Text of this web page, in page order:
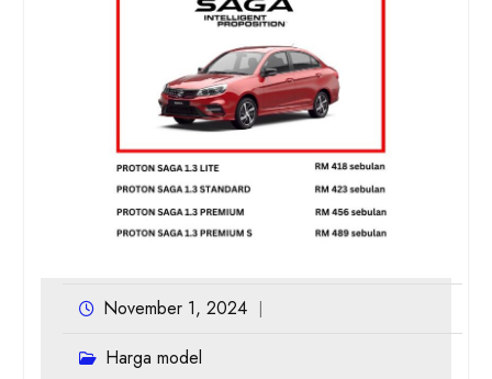
November 1, 2024
Harga model